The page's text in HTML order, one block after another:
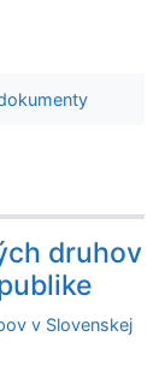
druhov
v Slovenskej